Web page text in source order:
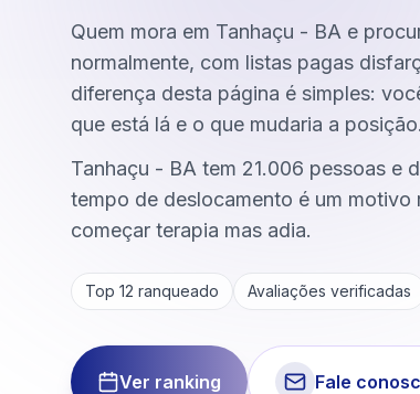
Quem mora em Tanhaçu - BA e
normalmente, com listas pagas
diferença desta página é simples:
que está lá e o que mudaria a posição.
Tanhaçu - BA tem 21.006 pessoas e
tempo de deslocamento é um
começar terapia mas adia.
Top 12 ranqueado Avaliações verificadas
Ver ranking Fale